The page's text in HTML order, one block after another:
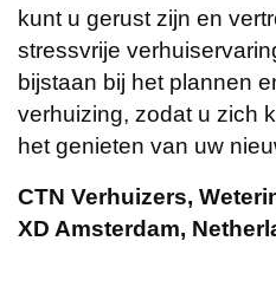
kunt u gerust zijn en
stressvrije
bijstaan bij het plannen
verhuizing, zodat u zich
het genieten van uw
CTN Verhuizers,
XD Amsterdam,